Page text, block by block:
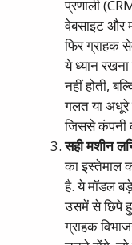
प्रणाली
वेबसाइट और
फिर ग्राहक
ये ध्यान रखना
नहीं होती,
गलत या
जिससे कंपनी
सहीमशीन
का इस्तेमाल
है. ये मॉडल
उसमें से छिपे
ग्राहक